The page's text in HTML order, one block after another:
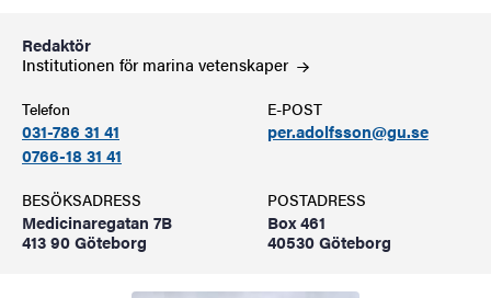
Redaktör
Institutionen för marina vetenskaper
Telefon
031-786 31 41
0766-18 31 41
E-POST
per.adolfsson@gu.se
BESÖKSADRESS
Medicinaregatan 7B
413 90 Göteborg
POSTADRESS
Box 461
40530 Göteborg